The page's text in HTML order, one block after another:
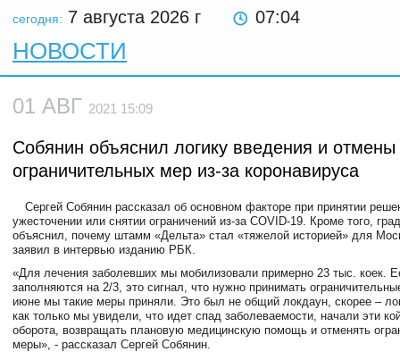
сегодня: 7 августа 2026 г 07:04
НОВОСТИ
01 АВГ 2021 15:09
Собянин объяснил логику введения и отмены
ограничительных мер из-за коронавируса
Сергей Собянин рассказал об основном факторе при принятии
ужесточении или снятии ограничений из-за COVID-19. Кроме того,
объяснил, почему штамм «Дельта» стал «тяжелой историей» для
заявил в интервью изданию РБК.
«Для лечения заболевших мы мобилизовали примерно 23 тыс. коек.
заполняются на 2/3, это сигнал, что нужно принимать
июне мы такие меры приняли. Это был не общий локдаун, скорее –
как только мы увидели, что идет спад заболеваемости, начали эти
оборота, возвращать плановую медицинскую помощь и отменять
меры», - рассказал Сергей Собянин.